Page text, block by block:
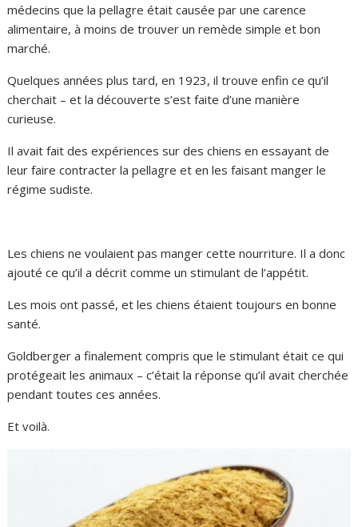
médecins que la pellagre était causée par une carence
alimentaire, à moins de trouver un remède simple et bon
marché.
Quelques années plus tard, en 1923, il trouve enfin ce qu’il
cherchait – et la découverte s’est faite d’une manière
curieuse.
Il avait fait des expériences sur des chiens en essayant de
leur faire contracter la pellagre et en les faisant manger le
régime sudiste.
Les chiens ne voulaient pas manger cette nourriture. Il a donc
ajouté ce qu’il a décrit comme un stimulant de l’appétit.
Les mois ont passé, et les chiens étaient toujours en bonne
santé.
Goldberger a finalement compris que le stimulant était ce qui
protégeait les animaux – c’était la réponse qu’il avait cherchée
pendant toutes ces années.
Et voilà.